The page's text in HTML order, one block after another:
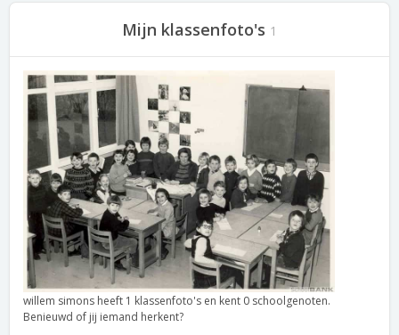
Mijn klassenfoto's 1
willem simons heeft 1 klassenfoto's en kent 0 schoolgenoten.
Benieuwd of jij iemand herkent?